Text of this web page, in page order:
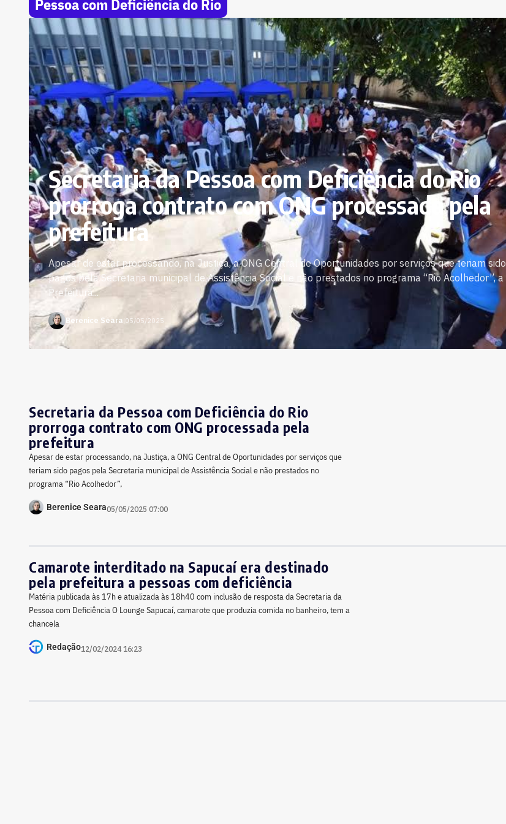
Pessoa com Deficiência do Rio
Secretaria da Pessoa com Deficiência do Rio
prorroga contrato com ONG processada pela
prefeitura
Apesar de estar processando, na Justiça, a ONG Central de Oportunidades por serviços que teriam sido
pagos pela Secretaria municipal de Assistência Social e não prestados no programa “Rio Acolhedor”, a
Prefeitura...
Berenice Seara|05/05/2025
Secretaria da Pessoa com Deficiência do Rio
prorroga contrato com ONG processada pela
prefeitura
Apesar de estar processando, na Justiça, a ONG Central de Oportunidades por serviços que
teriam sido pagos pela Secretaria municipal de Assistência Social e não prestados no
programa “Rio Acolhedor”,
Berenice Seara05/05/2025 07:00
Camarote interditado na Sapucaí era destinado
pela prefeitura a pessoas com deficiência
Matéria publicada às 17h e atualizada às 18h40 com inclusão de resposta da Secretaria da
Pessoa com Deficiência O Lounge Sapucaí, camarote que produzia comida no banheiro, tem a
chancela
Redação12/02/2024 16:23